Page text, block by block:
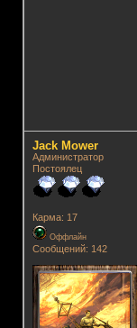
Jack Mower
Администратор
Постоялец
Карма: 17
Оффлайн
Сообщений: 142